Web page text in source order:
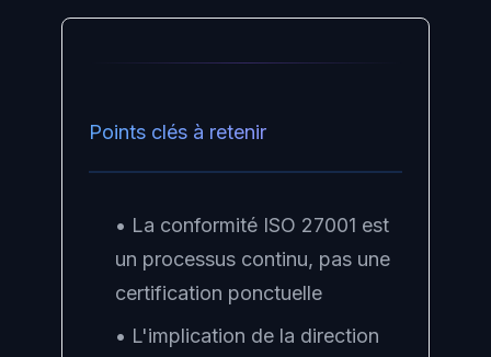
Points clés à retenir
• La conformité ISO 27001 est
un processus continu, pas une
certification ponctuelle
• L'implication de la direction